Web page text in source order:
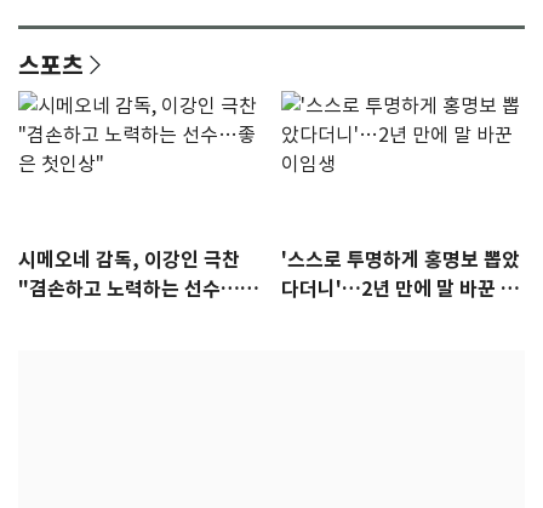
스포츠
시메오네 감독, 이강인 극찬
"겸손하고 노력하는 선수…좋
'스스로 투명하게 홍명보 뽑았
다더니'…2년 만에 말 바꾼 이